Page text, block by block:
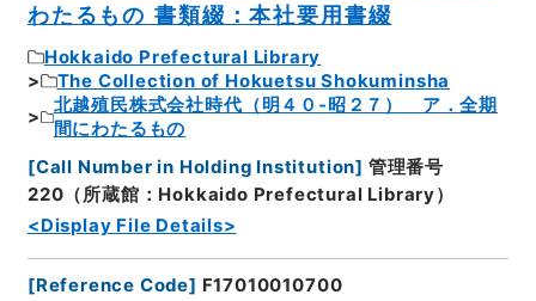
わたるもの 書類綴：本社要用書綴
Hokkaido Prefectural Library
The Collection of Hokuetsu Shokuminsha
北越殖民株式会社時代（明４０‐昭２７） ア．全期
間にわたるもの
[Call Number in Holding Institution] 管理番号
220（所蔵館：Hokkaido Prefectural Library）
<Display File Details>
[Reference Code] F17010010700